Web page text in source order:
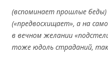
(вспоминает прошлые
(«предвосхищает», а на
в вечном желании
тоже юдоль страданий,